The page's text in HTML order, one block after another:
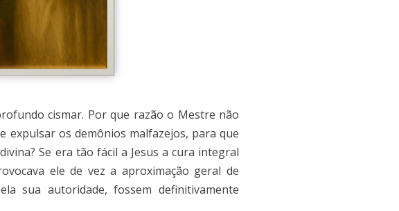
cismar. Por que razão o Mestre não
expulsar os demônios malfazejos, para que
Se era tão fácil a Jesus a cura integral
ele de vez a aproximação geral de
sua autoridade, fossem definitivamente